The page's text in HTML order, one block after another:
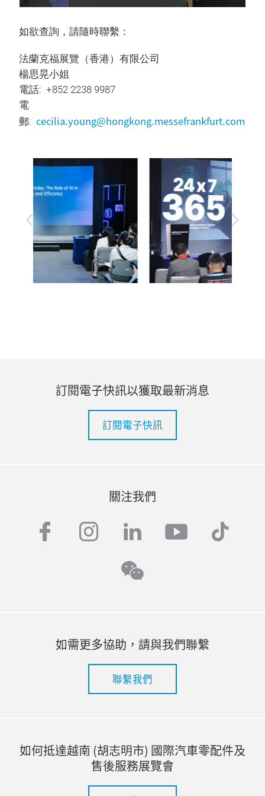
如欲查詢，請隨時聯繫：
法蘭克福展覽（香港）有限公司
楊思晃小姐
電話: +852 2238 9987
電
郵: cecilia.young@hongkong.messefrankfurt.com
上
一
步
下
步
訂閱電子快訊以獲取最新消息
訂閱電子快訊
關注我們
facebook
instagram
linkedinyoutube
tiktok
wechat
如需更多協助，請與我們聯繫
聯繫我們
如何抵達越南 (胡志明市) 國際汽車零配件及
售後服務展覽會